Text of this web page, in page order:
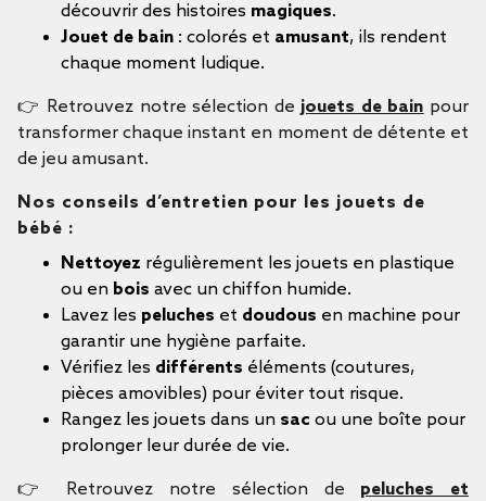
découvrir des histoires magiques.
Jouet de bain : colorés et amusant, ils rendent
chaque moment ludique.
👉 Retrouvez notre sélection dejouets de bain pour
transformer chaque instant en moment de détente et
de jeu amusant.
Nos conseils d’entretien pour les jouets de
bébé :
Nettoyez régulièrement les jouets en plastique
ou en bois avec un chiffon humide.
Lavez les peluches et doudous en machine pour
garantir une hygiène parfaite.
Vérifiez les différents éléments (coutures,
pièces amovibles) pour éviter tout risque.
Rangez les jouets dans un sac ou une boîte pour
prolonger leur durée de vie.
👉 Retrouvez notre sélection de peluches et